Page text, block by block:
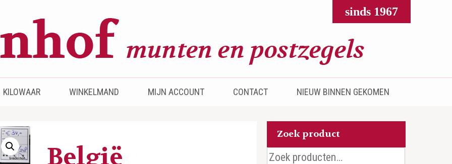
sinds 1967
KILOWAAR WINKELMAND MIJN ACCOUNT CONTACT NIEUW BINNEN GEKOMEN
België
Zoek product
Zoeken